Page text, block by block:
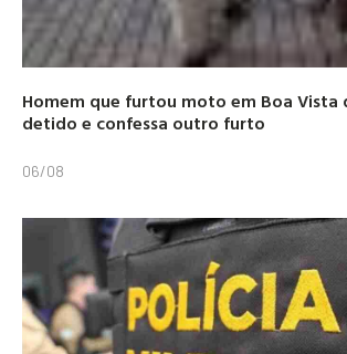
Homem que furtou moto em Boa Vista
detido e confessa outro furto
06/08